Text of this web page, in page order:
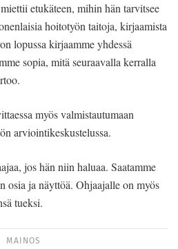
etukäteen, mihin hän tarvitsee
hoitotyön taitoja, kirjaamista
lopussa kirjaamme yhdessä
sopia, mitä seuraavalla kerralla
myös valmistautumaan
arviointikeskustelussa.
jos hän niin haluaa. Saatamme
osia ja näyttöä. Ohjaajalle on myös
tueksi.
MAINOS